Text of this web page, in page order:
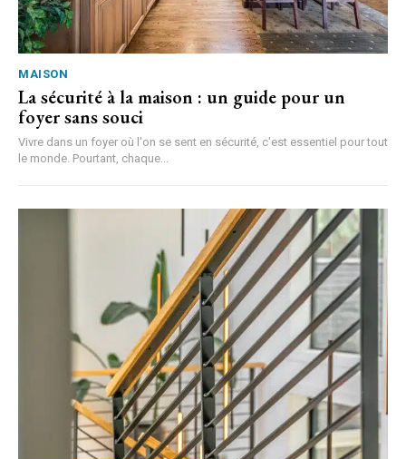
MAISON
La sécurité à la maison : un guide pour un
foyer sans souci
Vivre dans un foyer où l'on se sent en sécurité, c'est essentiel pour tout
le monde. Pourtant, chaque...